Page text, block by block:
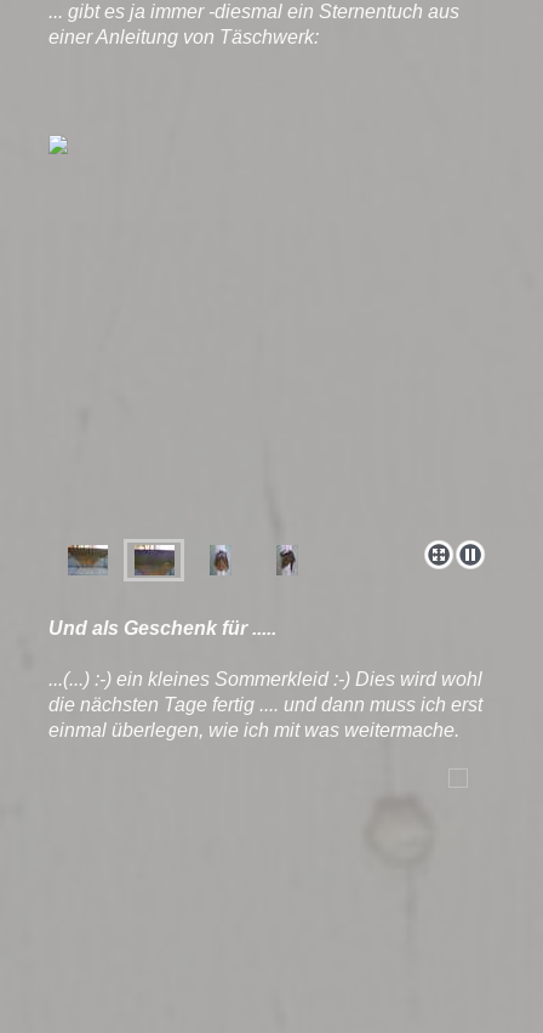
... gibt es ja immer -diesmal ein Sternentuch aus
einer Anleitung von Täschwerk:
Und als Geschenk für .....
...(...) :-) ein kleines Sommerkleid :-) Dies wird wohl
die nächsten Tage fertig .... und dann muss ich erst
einmal überlegen, wie ich mit was weitermache.